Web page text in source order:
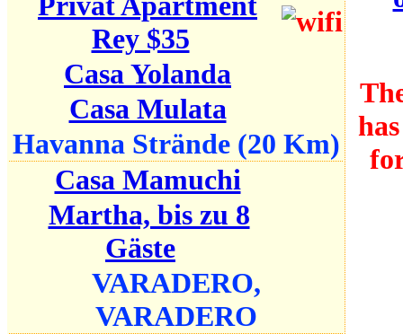
Rey $35
Casa Yolanda
Casa Mulata
Havanna Strände (20 Km)
Casa Mamuchi
Martha, bis zu 8
Gäste
VARADERO,
VARADERO